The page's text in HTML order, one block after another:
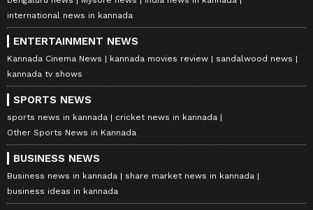
international news in kannada
ENTERTAINMENT NEWS
Kannada Cinema News kannada movies review
sandalwood news
kannada tv shows
SPORTS NEWS
sports news in kannada
cricket news in kannada
Other Sports News in Kannada
BUSINESS NEWS
Business news in kannada
share market news in kannada
business ideas in kannada